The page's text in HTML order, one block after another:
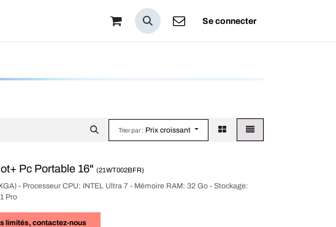
Se connecter
Trier par : Prix croissant
Pc Portable 16" (21WT002BFR)
- Processeur CPU: INTEL Ultra 7 - Mémoire RAM: 32 Go - Stockage:
Pro
limités, contactez-nous